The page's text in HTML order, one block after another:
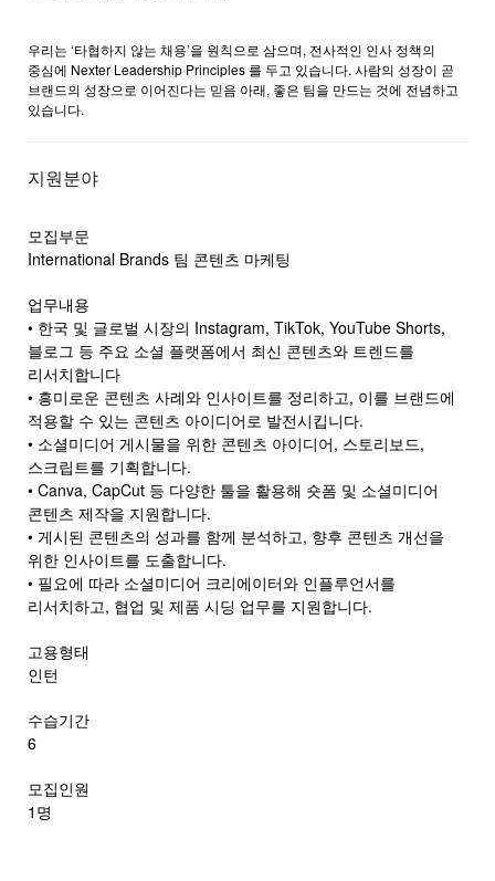
우리는 ‘타협하지 않는 채용’을 원칙으로 삼으며, 전사적인 인사 정책의
중심에 Nexter Leadership Principles 를 두고 있습니다. 사람의 성장이 곧
브랜드의 성장으로 이어진다는 믿음 아래, 좋은 팀을 만드는 것에 전념하고
있습니다.
지원분야
모집부문
International Brands 팀 콘텐츠 마케팅
업무내용
• 한국 및 글로벌 시장의 Instagram, TikTok, YouTube Shorts,
블로그 등 주요 소셜 플랫폼에서 최신 콘텐츠와 트렌드를
리서치합니다
• 흥미로운 콘텐츠 사례와 인사이트를 정리하고, 이를 브랜드에
적용할 수 있는 콘텐츠 아이디어로 발전시킵니다.
• 소셜미디어 게시물을 위한 콘텐츠 아이디어, 스토리보드,
스크립트를 기획합니다.
• Canva, CapCut 등 다양한 툴을 활용해 숏폼 및 소셜미디어
콘텐츠 제작을 지원합니다.
• 게시된 콘텐츠의 성과를 함께 분석하고, 향후 콘텐츠 개선을
위한 인사이트를 도출합니다.
• 필요에 따라 소셜미디어 크리에이터와 인플루언서를
리서치하고, 협업 및 제품 시딩 업무를 지원합니다.
고용형태
인턴
수습기간
6
모집인원
1명